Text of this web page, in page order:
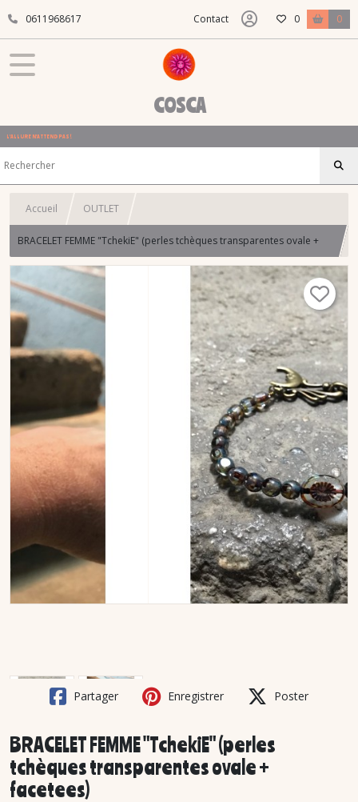
0611968617 Contact 0 0
COSCA
L'ALLURE N'ATTEND PAS !
Accueil OUTLET
BRACELET FEMME "TchekiE" (perles tchèques transparentes ovale +
Partager Enregistrer Poster
BRACELET FEMME "TchekiE" (perles
tchèques transparentes ovale +
facetees)